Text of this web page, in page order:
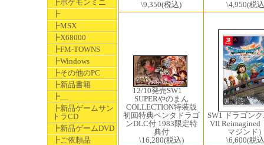
┣ポケモンミニ
┣
┣MSX
┣X68000
┣FM-TOWNS
┣Windows
┣その他のPC
┣新品書籍
┣__
┣新品ゲームサン
トラCD
┣新品ゲームDVD
┣ご依頼品
\9,350(税込)
\4,950(税
12/10発売SW1 ​
SUPERやのまん
COLLECTION特装版
初回特典ペンタドラゴ
ンDLC付 1983限定特
典付
\16,280(税込)
SW1 ドラゴン
VII Reimagined
マジンド
\6,600(税